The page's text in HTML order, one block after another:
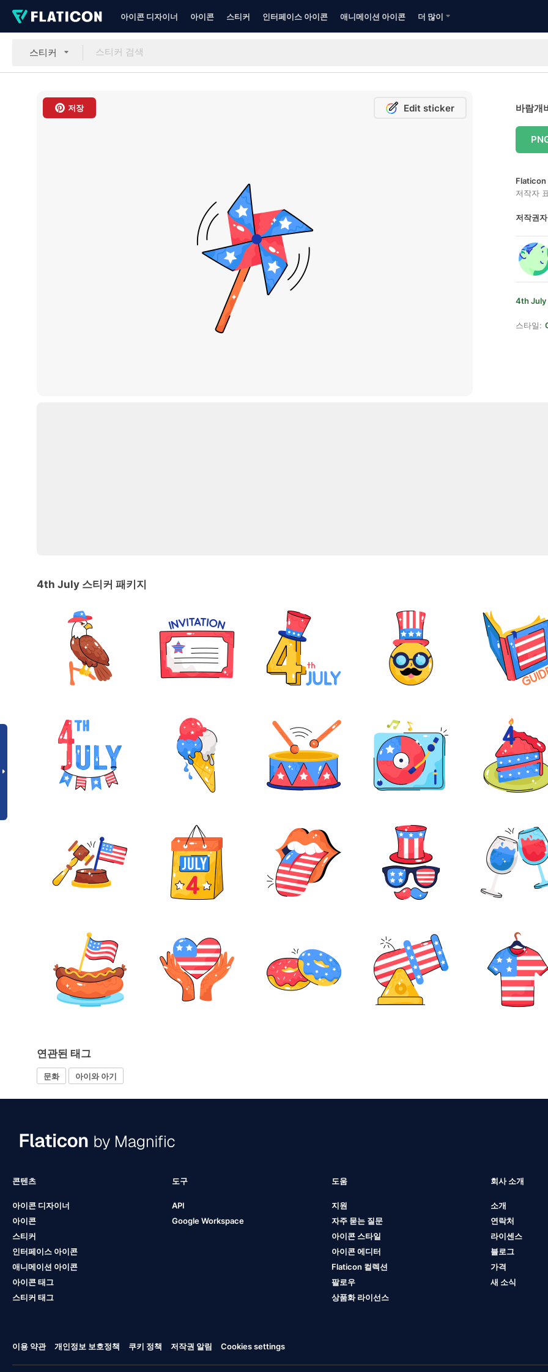
아이콘 디자이너 아이콘 스티커 인터페이스 아이콘 애니메이션 아이콘 더 많이
스티커
저장 Edit sticker 바람개
Flaticon
저작자
저작권
4th July
스타일:
4th July 스티커 패키지
연관된 태그
문화 아이와 아기
콘텐츠
아이콘 디자이너
아이콘
스티커
인터페이스 아이콘
애니메이션 아이콘
아이콘 태그
스티커 태그
도구
API
Google Workspace
도움
지원
자주 묻는 질문
아이콘 스타일
아이콘 에디터
Flaticon 컬렉션
팔로우
상품화 라이선스
회사 소개
소개
연락처
라이센스
블로그
가격
새 소식
이용 약관 개인정보 보호정책 쿠키 정책 저작권 알림 Cookies settings